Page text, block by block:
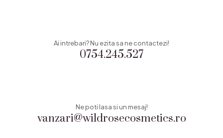
0754.245.527
Ai intrebari? Nu ezita sa ne contactezi!
vanzari@wildrosecosmetics.ro
Ne poti lasa si un mesaj!